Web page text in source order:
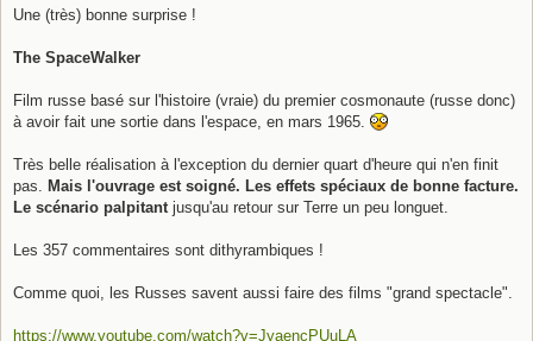
s
g
Une (très) bonne surprise !
The SpaceWalker
Film russe basé sur l'histoire (vraie) du premier cosmonaute (russe donc)
à avoir fait une sortie dans l'espace, en mars 1965.
Très belle réalisation à l'exception du dernier quart d'heure qui n'en finit
pas.
Mais l'ouvrage est soigné. Les effets spéciaux de bonne facture.
Le scénario palpitant jusqu'au retour sur Terre un peu longuet.
Les 357 commentaires sont dithyrambiques !
Comme quoi, les Russes savent aussi faire des films "grand spectacle".
https://www.youtube.com/watch?v=JyaencPUuLA